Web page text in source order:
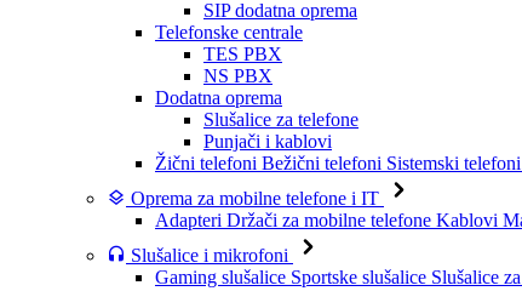
SIP dodatna oprema
Telefonske centrale
TES PBX
NS PBX
Dodatna oprema
Slušalice za telefone
Punjači i kablovi
Žični telefoni Bežični telefoni Sistemski telefoni
Oprema za mobilne telefone i IT
Adapteri Držači za mobilne telefone Kablovi
Slušalice i mikrofoni
Gaming slušalice Sportske slušalice Slušalice